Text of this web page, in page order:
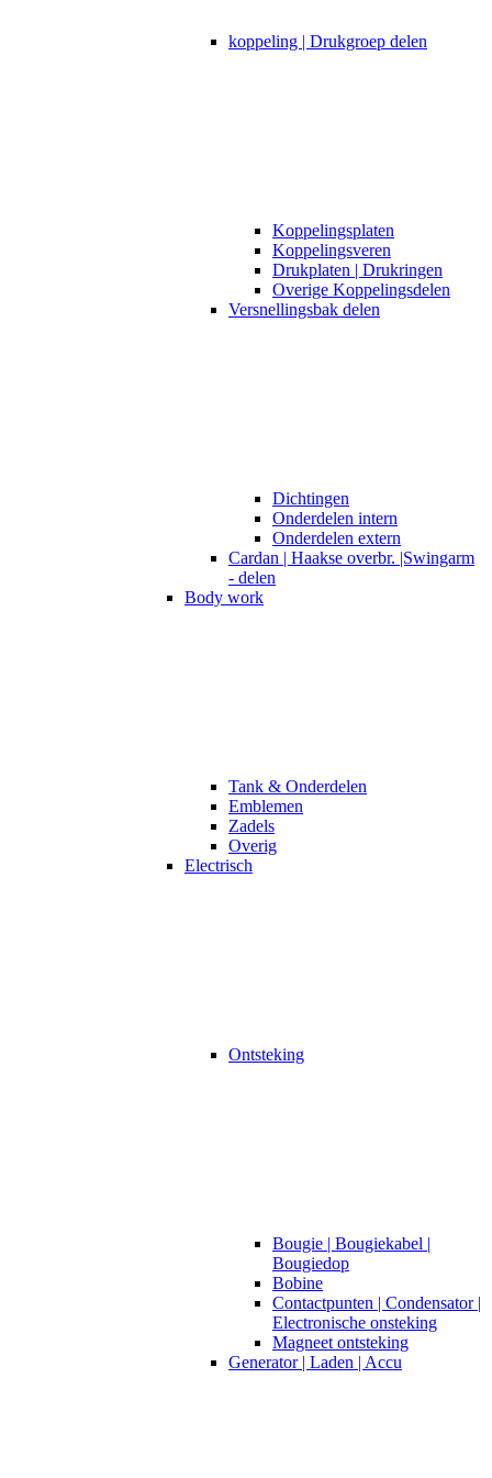
koppeling | Drukgroep delen
Koppelingsplaten
Koppelingsveren
Drukplaten | Drukringen
Overige Koppelingsdelen
Versnellingsbak delen
Dichtingen
Onderdelen intern
Onderdelen extern
Cardan | Haakse overbr. |Swingarm
- delen
Body work
Tank & Onderdelen
Emblemen
Zadels
Overig
Electrisch
Ontsteking
Bougie | Bougiekabel |
Bougiedop
Bobine
Contactpunten | Condensator |
Electronische onsteking
Magneet ontsteking
Generator | Laden | Accu